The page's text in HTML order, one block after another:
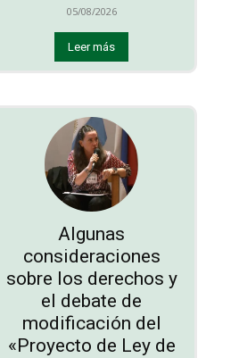
05/08/2026
Leer más
Algunas
consideraciones
sobre los derechos y
el debate de
modificación del
«Proyecto de Ley de